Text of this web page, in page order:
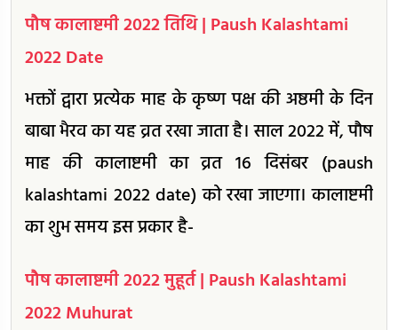
पौष कालाष्टमी 2022 तिथि | Paush Kalashtami
2022 Date
भक्तों द्वारा प्रत्येक माह के कृष्ण पक्ष की अष्ठमी के दिन
बाबा भैरव का यह व्रत रखा जाता है। साल 2022 में, पौष
माह की कालाष्टमी का व्रत 16 दिसंबर (paush
kalashtami 2022 date) को रखा जाएगा। कालाष्टमी
का शुभ समय इस प्रकार है-
पौष कालाष्टमी 2022 मुहूर्त | Paush Kalashtami
2022 Muhurat